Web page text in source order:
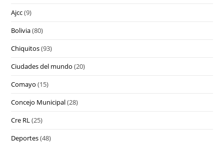
Ajcc(9)
Bolivia(80)
Chiquitos(93)
Ciudades del mundo (20)
Comayo (15)
Concejo Municipal(28)
Cre RL(25)
Deportes(48)